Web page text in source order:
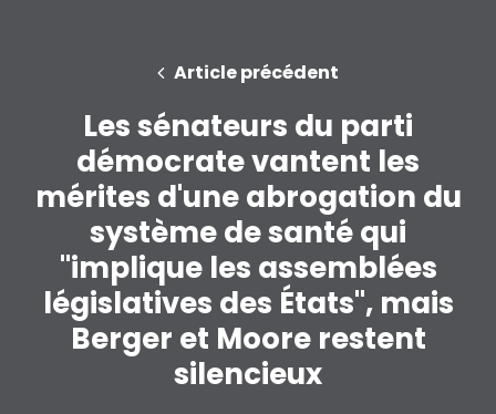
Article précédent
Les sénateurs du parti
démocrate vantent les
mérites d'une abrogation du
système de santé qui
"implique les assemblées
législatives des États", mais
Berger et Moore restent
silencieux